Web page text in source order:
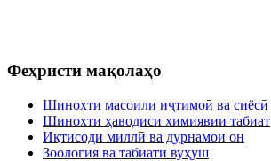
Феҳристи мақолаҳо
Шинохти масоили иҷтимоӣ ва сиёсӣ
Шинохти ҳаводиси химиявии табиат
Иқтисоди миллӣ ва дурнамои он
Зоология ва табиати вуҳуш